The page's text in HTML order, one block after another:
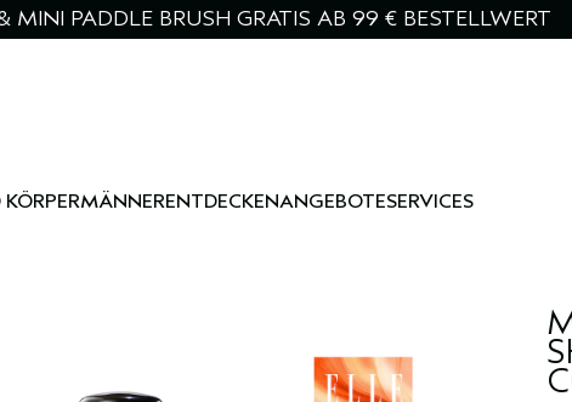
PADDLE BRUSH GRATIS AB 99 € BESTELLWERT
MÄNNERENTDECKENANGEBOTESERVICES